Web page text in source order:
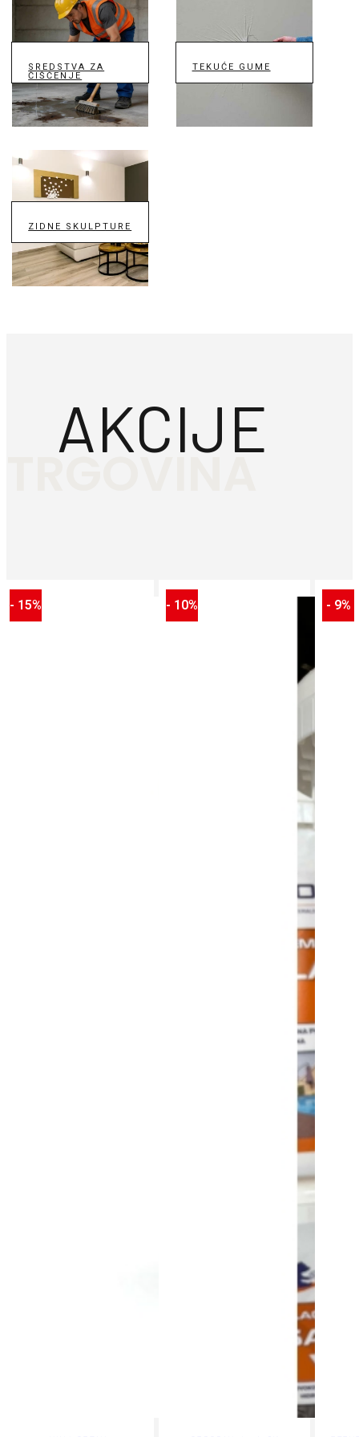
SREDSTVA ZA
ČIŠĆENJE
TEKUĆE GUME
ZIDNE SKULPTURE
AKCIJE
TRGOVINA
- 15% - 10% - 9%